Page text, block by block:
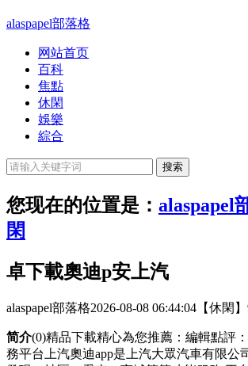
alaspapel部落格
网站首页
百科
焦點
休閑
娛樂
綜合
您现在的位置是： alaspapel
閑
卓下載奧迪p安上汽
alaspapel部落格2026-08-08 06:44:04 【休閑】
简介(0)精品下載精心為您推薦：編輯點評
務平台上汽奧迪app是上汽大眾汽車有限公